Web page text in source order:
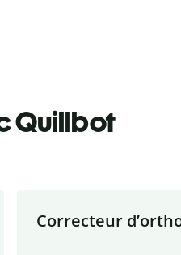
Quillbot
Correcteur d’